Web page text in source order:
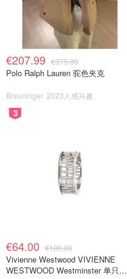
€207.99 €375.00
Polo Ralph Lauren 驼色夹克
Breuninger 2023人感兴趣
3
€64.00 €100.00
Vivienne Westwood VIVIENNE
WESTWOOD Westminster 单只耳